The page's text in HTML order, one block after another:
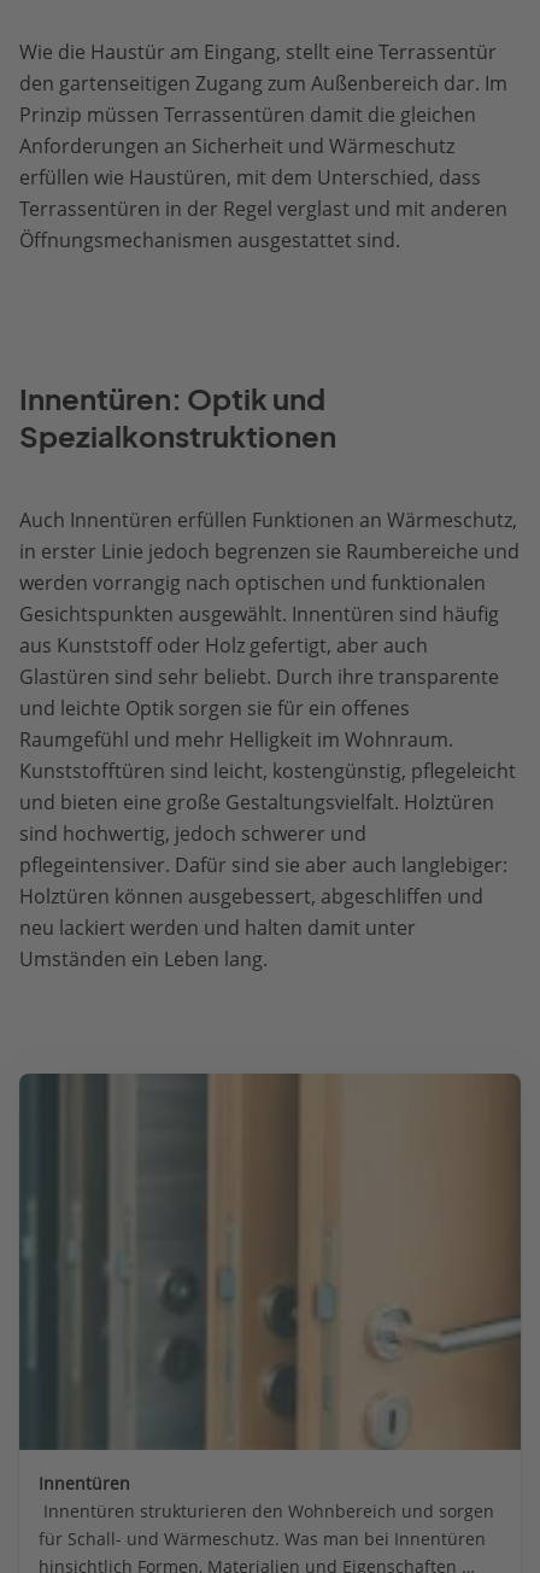
Wie die Haustür am Eingang, stellt eine Terrassentür
den gartenseitigen Zugang zum Außenbereich dar. Im
Prinzip müssen Terrassentüren damit die gleichen
Anforderungen an Sicherheit und Wärmeschutz
erfüllen wie Haustüren, mit dem Unterschied, dass
Terrassentüren in der Regel verglast und mit anderen
Öffnungsmechanismen ausgestattet sind.
Innentüren: Optik und
Spezialkonstruktionen
Auch Innentüren erfüllen Funktionen an Wärmeschutz,
in erster Linie jedoch begrenzen sie Raumbereiche und
werden vorrangig nach optischen und funktionalen
Gesichtspunkten ausgewählt. Innentüren sind häufig
aus Kunststoff oder Holz gefertigt, aber auch
Glastüren sind sehr beliebt. Durch ihre transparente
und leichte Optik sorgen sie für ein offenes
Raumgefühl und mehr Helligkeit im Wohnraum.
Kunststofftüren sind leicht, kostengünstig, pflegeleicht
und bieten eine große Gestaltungsvielfalt. Holztüren
sind hochwertig, jedoch schwerer und
pflegeintensiver. Dafür sind sie aber auch langlebiger:
Holztüren können ausgebessert, abgeschliffen und
neu lackiert werden und halten damit unter
Umständen ein Leben lang.
Innentüren
Innentüren strukturieren den Wohnbereich und sorgen
für Schall- und Wärmeschutz. Was man bei Innentüren
hinsichtlich Formen, Materialien und Eigenschaften